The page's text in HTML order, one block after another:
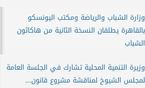
وزارة الشباب والرياضة ومكتب اليونسكو
بالقاهرة يطلقان النسخة الثانية من هاكاثون
الشباب
وزيرة التنمية المحلية تشارك في الجلسة العامة
لمجلس الشيوخ لمناقشة مشروع قانون...